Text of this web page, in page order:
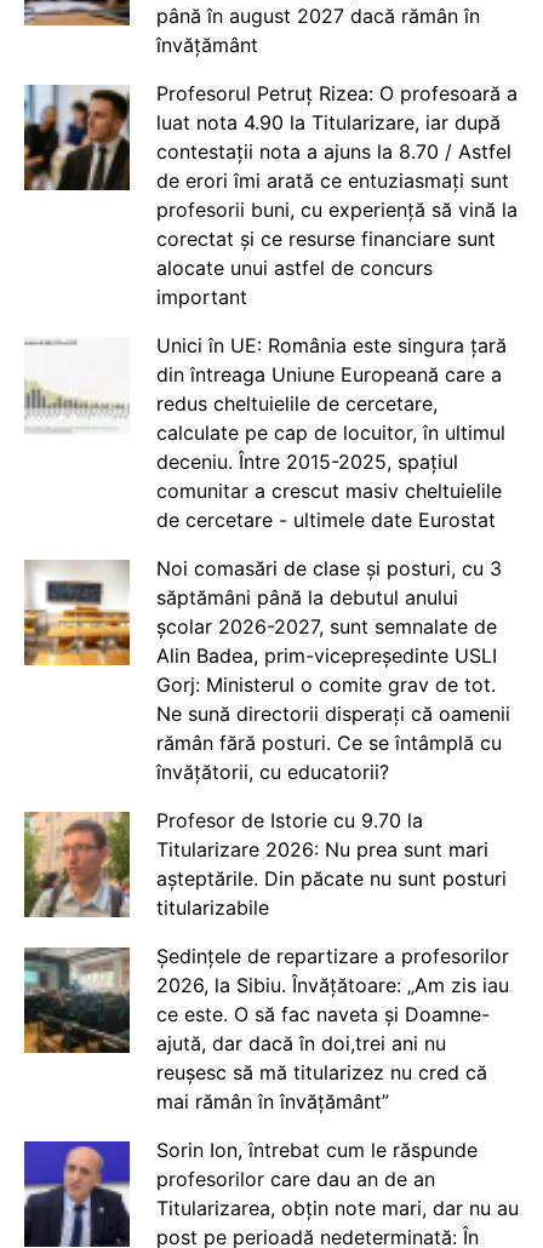
până în august 2027 dacă rămân în
învățământ
Profesorul Petruț Rizea: O profesoară a
luat nota 4.90 la Titularizare, iar după
contestații nota a ajuns la 8.70 / Astfel
de erori îmi arată ce entuziasmați sunt
profesorii buni, cu experiență să vină la
corectat și ce resurse financiare sunt
alocate unui astfel de concurs
important
Unici în UE: România este singura țară
din întreaga Uniune Europeană care a
redus cheltuielile de cercetare,
calculate pe cap de locuitor, în ultimul
deceniu. Între 2015-2025, spațiul
comunitar a crescut masiv cheltuielile
de cercetare - ultimele date Eurostat
Noi comasări de clase și posturi, cu 3
săptămâni până la debutul anului
școlar 2026-2027, sunt semnalate de
Alin Badea, prim-vicepreședinte USLI
Gorj: Ministerul o comite grav de tot.
Ne sună directorii disperați că oamenii
rămân fără posturi. Ce se întâmplă cu
învățătorii, cu educatorii?
Profesor de Istorie cu 9.70 la
Titularizare 2026: Nu prea sunt mari
așteptările. Din păcate nu sunt posturi
titularizabile
Ședințele de repartizare a profesorilor
2026, la Sibiu. Învățătoare: „Am zis iau
ce este. O să fac naveta și Doamne-
ajută, dar dacă în doi,trei ani nu
reușesc să mă titularizez nu cred că
mai rămân în învățământ”
Sorin Ion, întrebat cum le răspunde
profesorilor care dau an de an
Titularizarea, obțin note mari, dar nu au
post pe perioadă nedeterminată: În